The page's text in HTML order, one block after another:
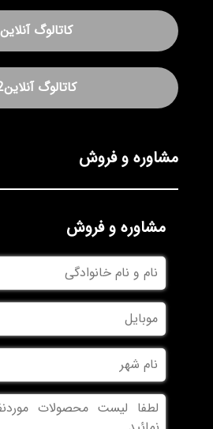
کاتالوگ آنلاین
کاتالوگ آنلاین2
مشاوره و فروش
مشاوره و فروش
نام
و
نام
خانوادگی
موبایل
نام
شهر
بدون
عنوان